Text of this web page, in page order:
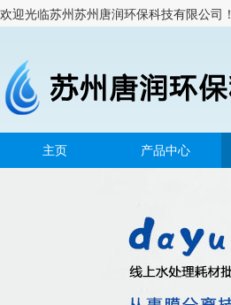
欢迎光临苏州苏州唐润环保科技有限公司！
主页 产品中心